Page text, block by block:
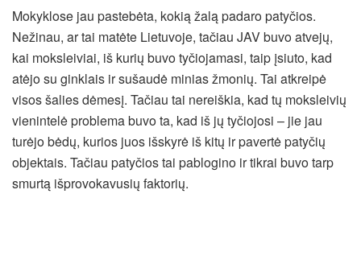
Mokyklose jau pastebėta, kokią žalą padaro patyčios.
Nežinau, ar tai matėte Lietuvoje, tačiau JAV buvo atvejų,
kai moksleiviai, iš kurių buvo tyčiojamasi, taip įsiuto, kad
atėjo su ginklais ir sušaudė minias žmonių. Tai atkreipė
visos šalies dėmesį. Tačiau tai nereiškia, kad tų moksleivių
vienintelė problema buvo ta, kad iš jų tyčiojosi – jie jau
turėjo bėdų, kurios juos išskyrė iš kitų ir pavertė patyčių
objektais. Tačiau patyčios tai pablogino ir tikrai buvo tarp
smurtą išprovokavusių faktorių.